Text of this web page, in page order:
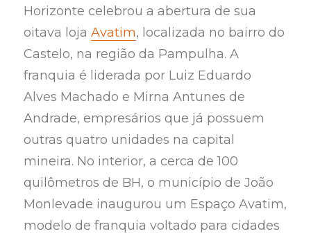
Horizonte celebrou a abertura de sua
oitava lojaAvatim, localizada no bairro do
Castelo, na região da Pampulha. A
franquia é liderada por Luiz Eduardo
Alves Machado e Mirna Antunes de
Andrade, empresários que já possuem
outras quatro unidades na capital
mineira. No interior, a cerca de 100
quilômetros de BH, o município de João
Monlevade inaugurou um Espaço Avatim,
modelo de franquia voltado para cidades